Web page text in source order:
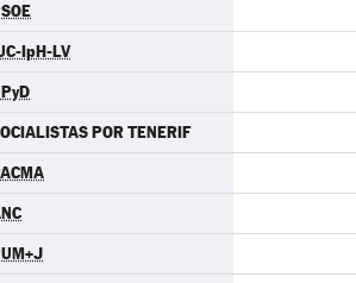
IpH-LV
POR TENERIF